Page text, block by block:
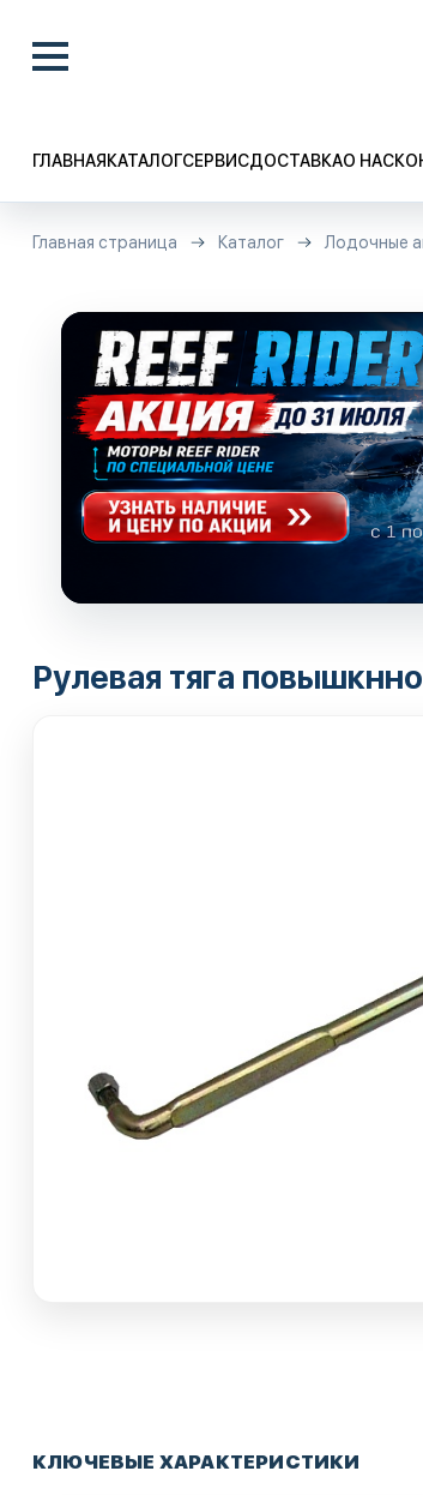
ГЛАВНАЯ КАТАЛОГСЕРВИСДОСТАВКАО НАС
Главная страница Каталог Лодочные
Рулевая тяга
КЛЮЧЕВЫЕ ХАРАКТЕРИСТИКИ